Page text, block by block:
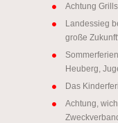
Achtung
Landessieg
große
Heuberg,
Das
Achtung,